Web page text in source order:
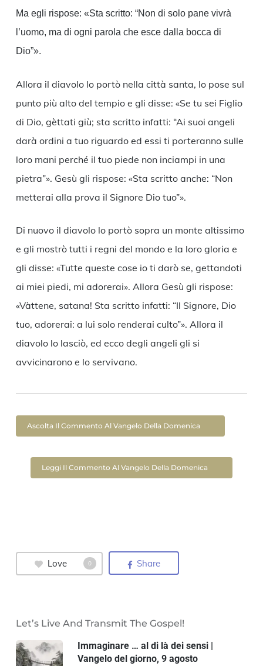
Ma egli rispose: «Sta scritto: “Non di solo pane vivrà
l’uomo, ma di ogni parola che esce dalla bocca di
Dio”».
Allora il diavolo lo portò nella città santa, lo pose sul
punto più alto del tempio e gli disse: «Se tu sei Figlio
di Dio, gèttati giù; sta scritto infatti: “Ai suoi angeli
darà ordini a tuo riguardo ed essi ti porteranno sulle
loro mani perché il tuo piede non inciampi in una
pietra”». Gesù gli rispose: «Sta scritto anche: “Non
metterai alla prova il Signore Dio tuo”».
Di nuovo il diavolo lo portò sopra un monte altissimo
e gli mostrò tutti i regni del mondo e la loro gloria e
gli disse: «Tutte queste cose io ti darò se, gettandoti
ai miei piedi, mi adorerai». Allora Gesù gli rispose:
«Vàttene, satana! Sta scritto infatti: “Il Signore, Dio
tuo, adorerai: a lui solo renderai culto”». Allora il
diavolo lo lasciò, ed ecco degli angeli gli si
avvicinarono e lo servivano.
Ascolta Il Commento Al Vangelo Della Domenica
Leggi Il Commento Al Vangelo Della Domenica
Love 0 Share
Let’s Live And Transmit The Gospel!
Immaginare … al di là dei sensi |
Vangelo del giorno, 9 agosto